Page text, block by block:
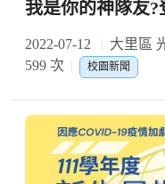
我是你的神隊友?
2022-07-12 大里區
599 次
校園新聞